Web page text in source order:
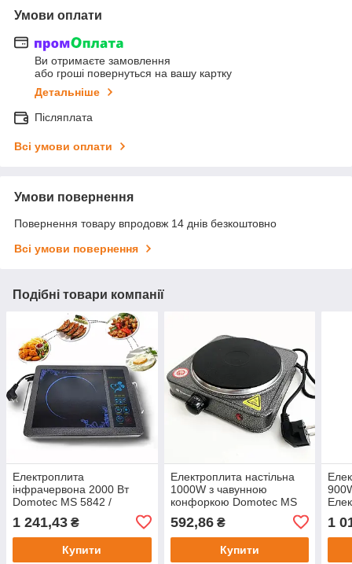
Умови оплати
Ви отримаєте замовлення
або гроші повернуться на вашу картку
Детальніше
Післяплата
Всі умови оплати
Умови повернення
Повернення товару впродовж 14 днів безкоштовно
Всі умови повернення
Подібні товари компанії
Електроплита
інфрачервона 2000 Вт
Domotec MS 5842 /
плита
1 241,43 ₴
Купити
Електроплита настільна
1000W з чавунною
конфоркою Domotec MS
5811 / Електрична плита
настільна
592,86₴
Купити
1